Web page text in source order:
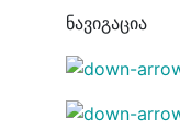
ნავიგაცია